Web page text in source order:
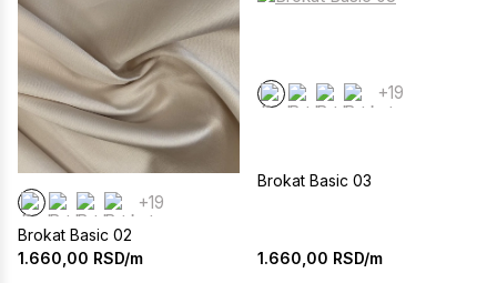
+19
Brokat Basic 02
1.660,00 RSD/m
+19
Brokat Basic 03
1.660,00 RSD/m